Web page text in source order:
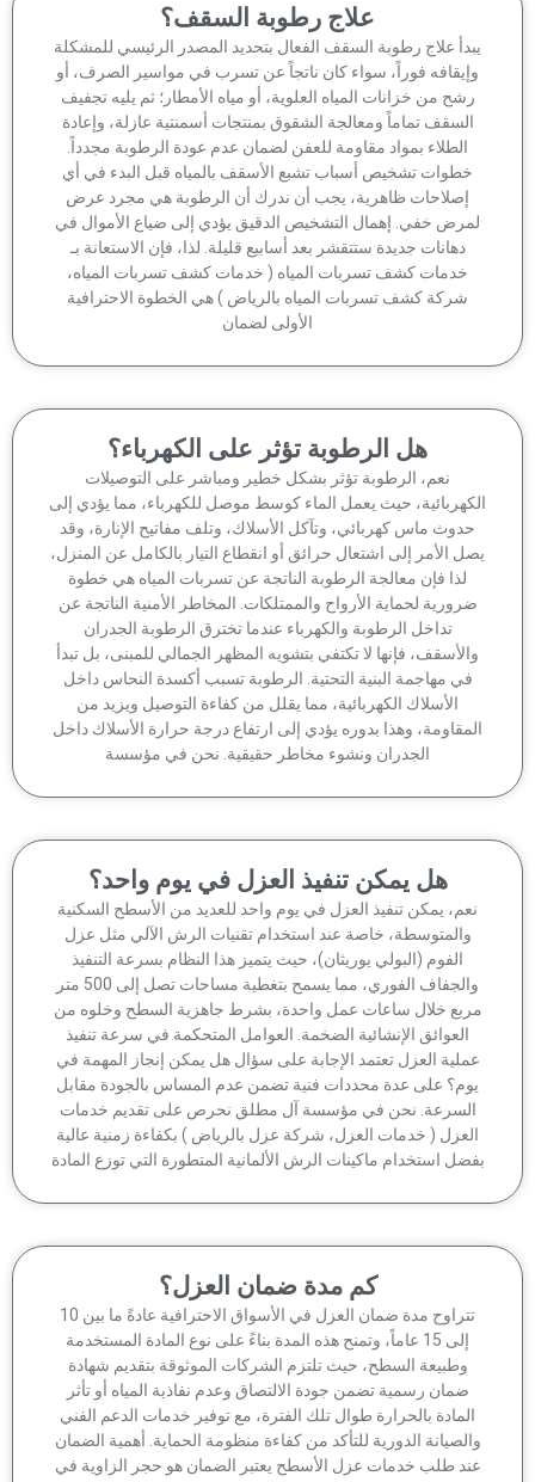
علاج رطوبة السقف؟
علاج رطوبة السقف الفعال بتحديد المصدر الرئيسي للمشكلة
فوراً، سواء كان ناتجاً عن تسرب في مواسير الصرف، أو
رشح من خزانات المياه العلوية، أو مياه الأمطار؛ ثم يليه تجفيف
السقف تماماً ومعالجة الشقوق بمنتجات أسمنتية عازلة، وإعادة
الطلاء بمواد مقاومة للعفن لضمان عدم عودة الرطوبة مجدداً.
خطوات تشخيص أسباب تشبع الأسقف بالمياه قبل البدء في أي
إصلاحات ظاهرية، يجب أن ندرك أن الرطوبة هي مجرد عرض
خفي. إهمال التشخيص الدقيق يؤدي إلى ضياع الأموال في
دهانات جديدة ستتقشر بعد أسابيع قليلة. لذا، فإن الاستعانة بـ
خدمات كشف تسربات المياه ( خدمات كشف تسربات المياه،
شركة كشف تسربات المياه بالرياض ) هي الخطوة الاحترافية
الأولى لضمان
هل الرطوبة تؤثر على الكهرباء؟
نعم، الرطوبة تؤثر بشكل خطير ومباشر على التوصيلات
حيث يعمل الماء كوسط موصل للكهرباء، مما يؤدي إلى
حدوث ماس كهربائي، وتآكل الأسلاك، وتلف مفاتيح الإنارة، وقد
الأمر إلى اشتعال حرائق أو انقطاع التيار بالكامل عن المنزل،
لذا فإن معالجة الرطوبة الناتجة عن تسربات المياه هي خطوة
لحماية الأرواح والممتلكات. المخاطر الأمنية الناتجة عن
تداخل الرطوبة والكهرباء عندما تخترق الرطوبة الجدران
فإنها لا تكتفي بتشويه المظهر الجمالي للمبنى، بل تبدأ
في مهاجمة البنية التحتية. الرطوبة تسبب أكسدة النحاس داخل
الأسلاك الكهربائية، مما يقلل من كفاءة التوصيل ويزيد من
وهذا بدوره يؤدي إلى ارتفاع درجة حرارة الأسلاك داخل
الجدران ونشوء مخاطر حقيقية. نحن في مؤسسة
هل يمكن تنفيذ العزل في يوم واحد؟
يمكن تنفيذ العزل في يوم واحد للعديد من الأسطح السكنية
والمتوسطة، خاصة عند استخدام تقنيات الرش الآلي مثل عزل
الفوم (البولي يوريثان)، حيث يتميز هذا النظام بسرعة التنفيذ
والجفاف الفوري، مما يسمح بتغطية مساحات تصل إلى 500 متر
خلال ساعات عمل واحدة، بشرط جاهزية السطح وخلوه من
العوائق الإنشائية الضخمة. العوامل المتحكمة في سرعة تنفيذ
العزل تعتمد الإجابة على سؤال هل يمكن إنجاز المهمة في
على عدة محددات فنية تضمن عدم المساس بالجودة مقابل
نحن في مؤسسة آل مطلق نحرص على تقديم خدمات
( خدمات العزل، شركة عزل بالرياض ) بكفاءة زمنية عالية
استخدام ماكينات الرش الألمانية المتطورة التي توزع المادة
كم مدة ضمان العزل؟
تتراوح مدة ضمان العزل في الأسواق الاحترافية عادةً ما بين 10
إلى 15 عاماً، وتمنح هذه المدة بناءً على نوع المادة المستخدمة
وطبيعة السطح، حيث تلتزم الشركات الموثوقة بتقديم شهادة
ضمان رسمية تضمن جودة الالتصاق وعدم نفاذية المياه أو تأثر
المادة بالحرارة طوال تلك الفترة، مع توفير خدمات الدعم الفني
الدورية للتأكد من كفاءة منظومة الحماية. أهمية الضمان
طلب خدمات عزل الأسطح يعتبر الضمان هو حجر الزاوية في